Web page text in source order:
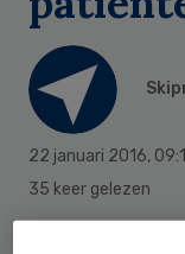
22 januari 2016,
35 keer gelezen